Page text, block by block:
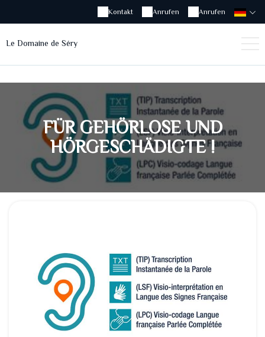
Anrufen
Anrufen
Kontakt
Le Domaine de Séry
FÜR GEHÖRLOSE UND
HÖRGESCHÄDIGTE !